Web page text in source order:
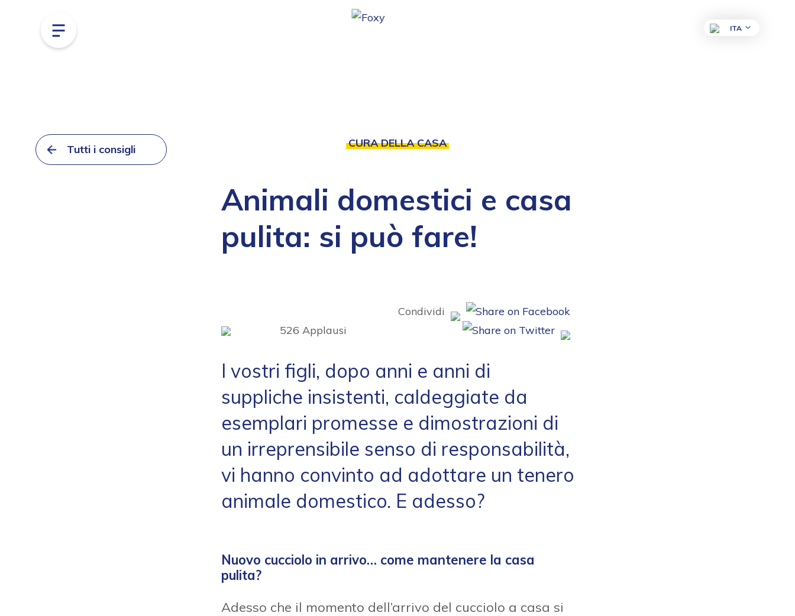
ITA
Tutti i consigli CURA DELLA CASA
Animali domestici e casa
pulita: si può fare!
526 Applausi
Condividi
I vostri figli, dopo anni e anni di
suppliche insistenti, caldeggiate da
esemplari promesse e dimostrazioni di
un irreprensibile senso di responsabilità,
vi hanno convinto ad adottare un tenero
animale domestico. E adesso?
Nuovo cucciolo in arrivo… come mantenere la casa
pulita?
Adesso che il momento dell’arrivo del cucciolo a casa si